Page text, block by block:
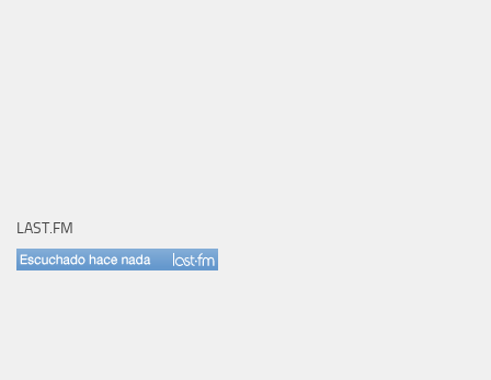
LAST.FM